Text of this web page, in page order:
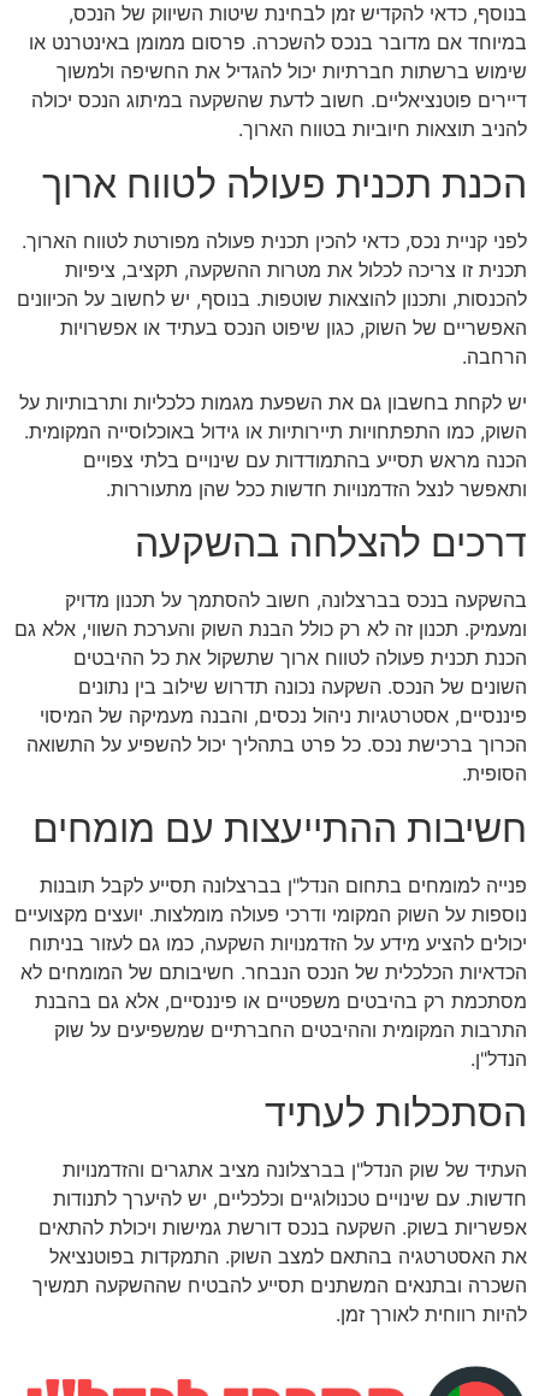
בנוסף, כדאי להקדיש זמן לבחינת שיטות השיווק של הנכס,
במיוחד אם מדובר בנכס להשכרה. פרסום ממומן באינטרנט או
שימוש ברשתות חברתיות יכול להגדיל את החשיפה ולמשוך
דיירים פוטנציאליים. חשוב לדעת שהשקעה במיתוג הנכס יכולה
להניב תוצאות חיוביות בטווח הארוך.
הכנת תכנית פעולה לטווח ארוך
לפני קניית נכס, כדאי להכין תכנית פעולה מפורטת לטווח הארוך.
תכנית זו צריכה לכלול את מטרות ההשקעה, תקציב, ציפיות
להכנסות, ותכנון להוצאות שוטפות. בנוסף, יש לחשוב על הכיוונים
האפשריים של השוק, כגון שיפוט הנכס בעתיד או אפשרויות
הרחבה.
יש לקחת בחשבון גם את השפעת מגמות כלכליות ותרבותיות על
השוק, כמו התפתחויות תיירותיות או גידול באוכלוסייה המקומית.
הכנה מראש תסייע בהתמודדות עם שינויים בלתי צפויים
ותאפשר לנצל הזדמנויות חדשות ככל שהן מתעוררות.
דרכים להצלחה בהשקעה
בהשקעה בנכס בברצלונה, חשוב להסתמך על תכנון מדויק
ומעמיק. תכנון זה לא רק כולל הבנת השוק והערכת השווי, אלא גם
הכנת תכנית פעולה לטווח ארוך שתשקול את כל ההיבטים
השונים של הנכס. השקעה נכונה תדרוש שילוב בין נתונים
פיננסיים, אסטרטגיות ניהול נכסים, והבנה מעמיקה של המיסוי
הכרוך ברכישת נכס. כל פרט בתהליך יכול להשפיע על התשואה
הסופית.
חשיבות ההתייעצות עם מומחים
פנייה למומחים בתחום הנדל"ן בברצלונה תסייע לקבל תובנות
נוספות על השוק המקומי ודרכי פעולה מומלצות. יועצים מקצועיים
יכולים להציע מידע על הזדמנויות השקעה, כמו גם לעזור בניתוח
הכדאיות הכלכלית של הנכס הנבחר. חשיבותם של המומחים לא
מסתכמת רק בהיבטים משפטיים או פיננסיים, אלא גם בהבנת
התרבות המקומית וההיבטים החברתיים שמשפיעים על שוק
הנדל"ן.
הסתכלות לעתיד
העתיד של שוק הנדל"ן בברצלונה מציב אתגרים והזדמנויות
חדשות. עם שינויים טכנולוגיים וכלכליים, יש להיערך לתנודות
אפשריות בשוק. השקעה בנכס דורשת גמישות ויכולת להתאים
את האסטרטגיה בהתאם למצב השוק. התמקדות בפוטנציאל
השכרה ובתנאים המשתנים תסייע להבטיח שההשקעה תמשיך
להיות רווחית לאורך זמן.